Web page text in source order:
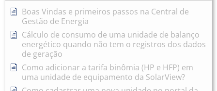
Boas Vindas e primeiros passos na Central de
Gestão de Energia
Cálculo de consumo de uma unidade de balanço
energético quando não tem o registros dos dados
de geração
Como adicionar a tarifa binômia (HP e HFP) em
uma unidade de equipamento da SolarView?